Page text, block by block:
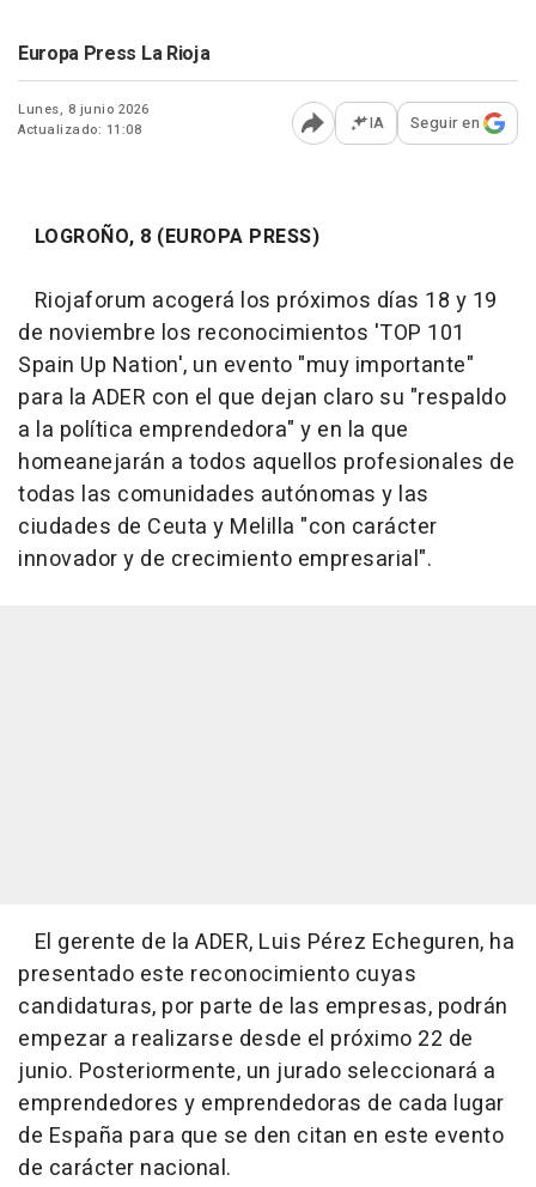
Europa Press La Rioja
Lunes, 8 junio 2026
Actualizado: 11:08
Abrir opciones para
IA Seguir en
LOGROÑO, 8 (EUROPA PRESS)
Riojaforum acogerá los próximos días 18 y 19
de noviembre los reconocimientos 'TOP 101
Spain Up Nation', un evento "muy importante"
para la ADER con el que dejan claro su "respaldo
a la política emprendedora" y en la que
homeanejarán a todos aquellos profesionales de
todas las comunidades autónomas y las
ciudades de Ceuta y Melilla "con carácter
innovador y de crecimiento empresarial".
El gerente de la ADER, Luis Pérez Echeguren, ha
presentado este reconocimiento cuyas
candidaturas, por parte de las empresas, podrán
empezar a realizarse desde el próximo 22 de
junio. Posteriormente, un jurado seleccionará a
emprendedores y emprendedoras de cada lugar
de España para que se den citan en este evento
de carácter nacional.